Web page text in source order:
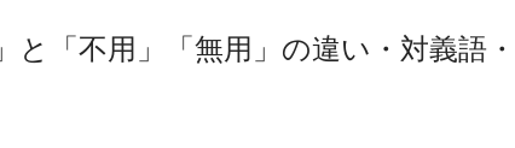
と「不用」「無用」の違い・対義語・